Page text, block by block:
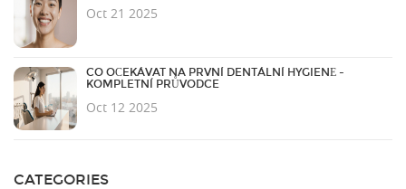
Oct 21 2025
CO OČEKÁVAT NA PRVNÍ DENTÁLNÍ HYGIENĚ -
KOMPLETNÍ PRŮVODCE
Oct 12 2025
CATEGORIES